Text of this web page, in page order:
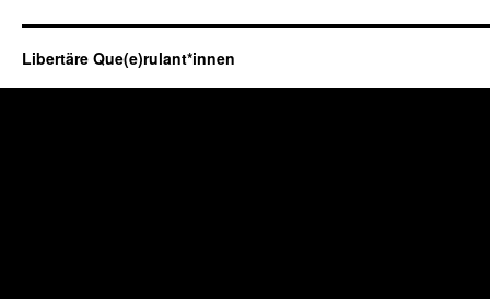
Libertäre Que(e)rulant*innen